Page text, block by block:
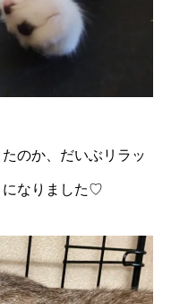
のか、だいぶリラッ
になりました♡